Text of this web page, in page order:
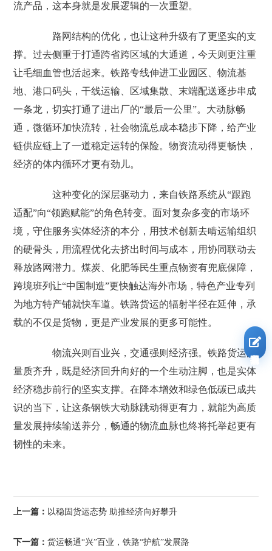
流产品，这本身就是发展逻辑的一次重塑。
路网结构的优化，也让这种升级有了更坚实的支
撑。过去侧重于打通跨省跨区域的大通道，今天则更注重
让毛细血管也活起来。铁路专线伸进工业园区、物流基
地、港口码头，干线运输、区域集散、末端配送逐步串成
一条龙，切实打通了进出厂的“最后一公里”。大动脉畅
通，微循环加快流转，社会物流总成本稳步下降，给产业
链供应链上了一道稳定运转的保险。物资流动得更畅快，
经济的体内循环才更有劲儿。
这种变化的深层驱动力，来自铁路系统从“跟跑
适配”向“领跑赋能”的角色转变。面对复杂多变的市场环
境，守住服务实体经济的本分，用技术创新去啃运输组织
的硬骨头，用流程优化去挤出时间与成本，用协同联动去
释放路网潜力。煤炭、化肥等民生重点物资有兜底保障，
跨境班列让“中国制造”更快触达海外市场，特色产业专列
为地方特产铺就快车道。铁路货运的辐射半径在延伸，承
载的不仅是货物，更是产业发展的更多可能性。
物流兴则百业兴，交通强则经济强。铁路货运的
量质齐升，既是经济回升向好的一个生动注脚，也是实体
经济稳步前行的坚实支撑。在降本增效和绿色低碳已成共
识的当下，让这条钢铁大动脉跳动得更有力，就能为高质
量发展持续输送养分，畅通的物流血脉也终将托举起更有
韧性的未来。
上一篇： 以稳固货运态势 助推经济向好攀升
下一篇：货运畅通“兴”百业，铁路“护航”发展路
我要报名